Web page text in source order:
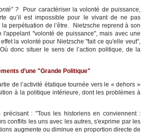
?
Pour caractériser la volonté de puissance,
qu’il est impossible pour le vivant de ne pas
perpétuation de l’être. Nietzsche reprend à son
"volonté de puissance", mais avec une
la volonté pour Nietzsche "fait ce qu'elle veut",
donc situer le sens de l’action politique, de la
d’une "Grande Politique"
de l’activité étatique tournée vers le « dehors »
à la politique intérieure, dont les problèmes à
: "Tous les historiens en conviennent :
conflits les uns avec les autres, s'exprime par les
augmente ou diminue en proportion directe de